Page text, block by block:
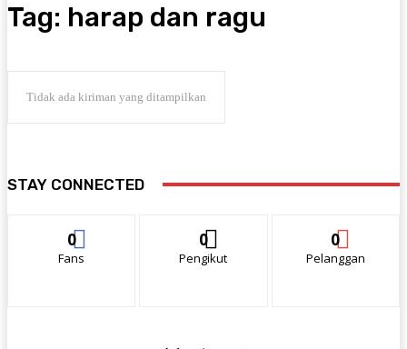
Tag: harap dan ragu
Tidak ada kiriman yang ditampilkan
STAY CONNECTED
0
Fans
0
Pengikut
0
Pelanggan